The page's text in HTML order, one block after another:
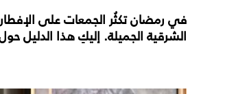
في رمضان تكثُر الجمعات على
الشرقية الجميلة. إليكِ هذا الدليل